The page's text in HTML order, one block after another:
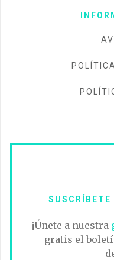
SUSCRÍBETE
¡Únete a nuestra
gratis el